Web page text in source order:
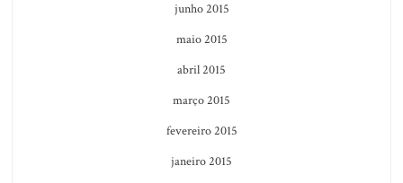
junho 2015
maio 2015
abril 2015
março 2015
fevereiro 2015
janeiro 2015